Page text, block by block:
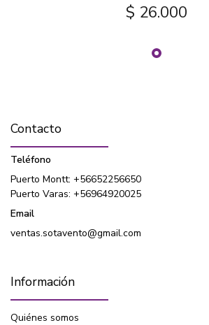
$ 26.000
Contacto
Teléfono
Puerto Montt: +56652256650
Puerto Varas: +56964920025
Email
ventas.sotavento@gmail.com
Información
Quiénes somos